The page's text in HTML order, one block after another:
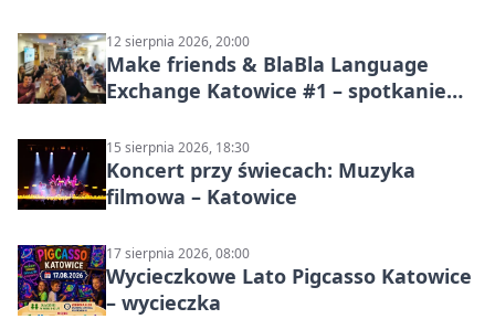
12 sierpnia 2026, 20:00
Make friends & BlaBla Language
Exchange Katowice #1 – spotkanie
15 sierpnia 2026, 18:30
Koncert przy świecach: Muzyka
filmowa – Katowice
17 sierpnia 2026, 08:00
Wycieczkowe Lato Pigcasso Katowice
– wycieczka